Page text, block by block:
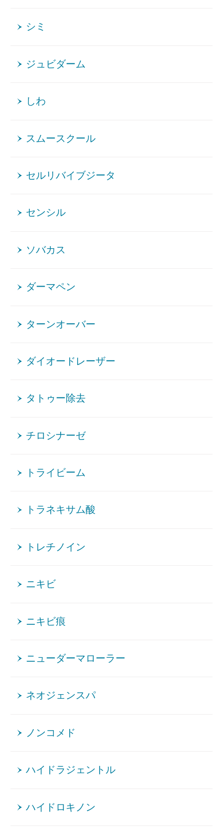
シミ
ジュビダーム
しわ
スムースクール
セルリバイブジータ
センシル
ソバカス
ダーマペン
ターンオーバー
ダイオードレーザー
タトゥー除去
チロシナーゼ
トライビーム
トラネキサム酸
トレチノイン
ニキビ
ニキビ痕
ニューダーマローラー
ネオジェンスパ
ノンコメド
ハイドラジェントル
ハイドロキノン